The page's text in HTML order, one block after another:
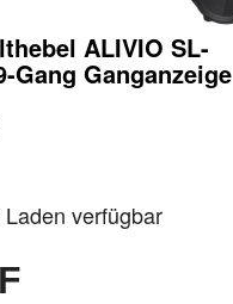
ALIVIO SL-
Gang Ganganzeige
verfügbar